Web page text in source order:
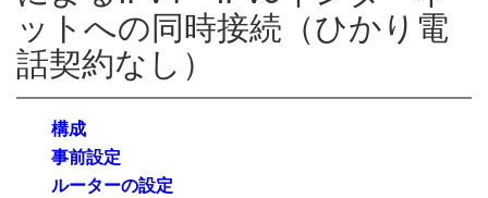
ットへの同時接続（ひかり電
話契約なし）
構成
事前設定
ルーターの設定